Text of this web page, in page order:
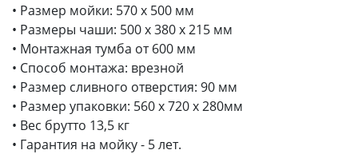
• Размер мойки: 570 x 500 мм
• Размеры чаши: 500 x 380 х 215 мм
• Монтажная тумба от 600 мм
• Способ монтажа: врезной
• Размер сливного отверстия: 90 мм
• Размер упаковки: 560 х 720 х 280мм
• Вес брутто 13,5 кг
• Гарантия на мойку - 5 лет.